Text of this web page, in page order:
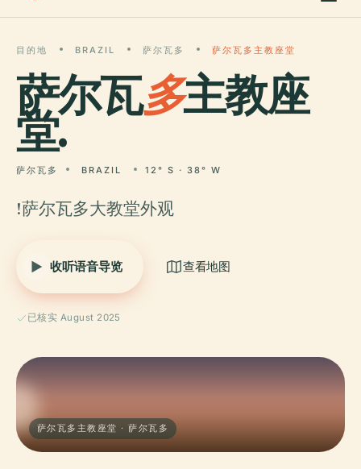
目的地 BRAZIL 萨尔瓦多 萨尔瓦多主教座堂
萨尔瓦多主教座
堂.
萨尔瓦多 BRAZIL 12° S · 38° W
!萨尔瓦多大教堂外观
收听语音导览 查看地图
已核实 August 2025
萨尔瓦多主教座堂 · 萨尔瓦多